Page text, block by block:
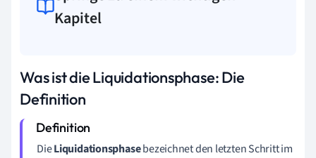
Kapitel
Was ist die Liquidationsphase: Die
Definition
DieLiquidationsphasebezeichnet den letzten Schritt im